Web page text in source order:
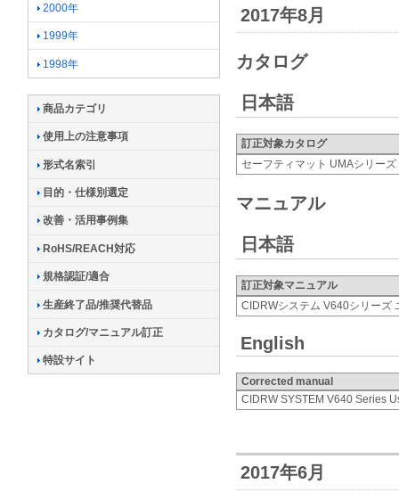
2017年8月
カタログ
日本語
訂正対象カタログ
セーフティマット UMAシリー
マニュアル
日本語
訂正対象マニュアル
CIDRWシステム V640シリーズ
English
Corrected manual
CIDRW SYSTEM V640 Series
2017年6月
2000年
1999年
1998年
商品カテゴリ
使用上の注意事項
形式名索引
目的・仕様別選定
改善・活用事例集
RoHS/REACH対応
規格認証/適合
生産終了品/推奨代替品
カタログ/マニュアル訂正
特設サイト